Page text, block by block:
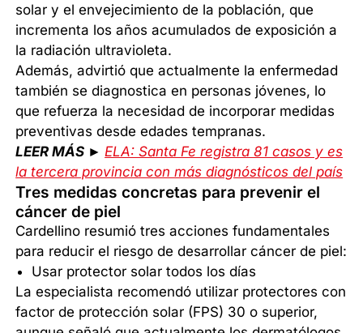
solar y el envejecimiento de la población, que
incrementa los años acumulados de exposición a
la radiación ultravioleta.
Además, advirtió que actualmente la enfermedad
también se diagnostica en personas jóvenes, lo
que refuerza la necesidad de incorporar medidas
preventivas desde edades tempranas.
LEER MÁS ► ELA: Santa Fe registra 81 casos y es
la tercera provincia con más diagnósticos del país
Tres medidas concretas para prevenir el
cáncer de piel
Cardellino resumió tres acciones fundamentales
para reducir el riesgo de desarrollar cáncer de piel:
Usar protector solar todos los días
La especialista recomendó utilizar protectores con
factor de protección solar (FPS) 30 o superior,